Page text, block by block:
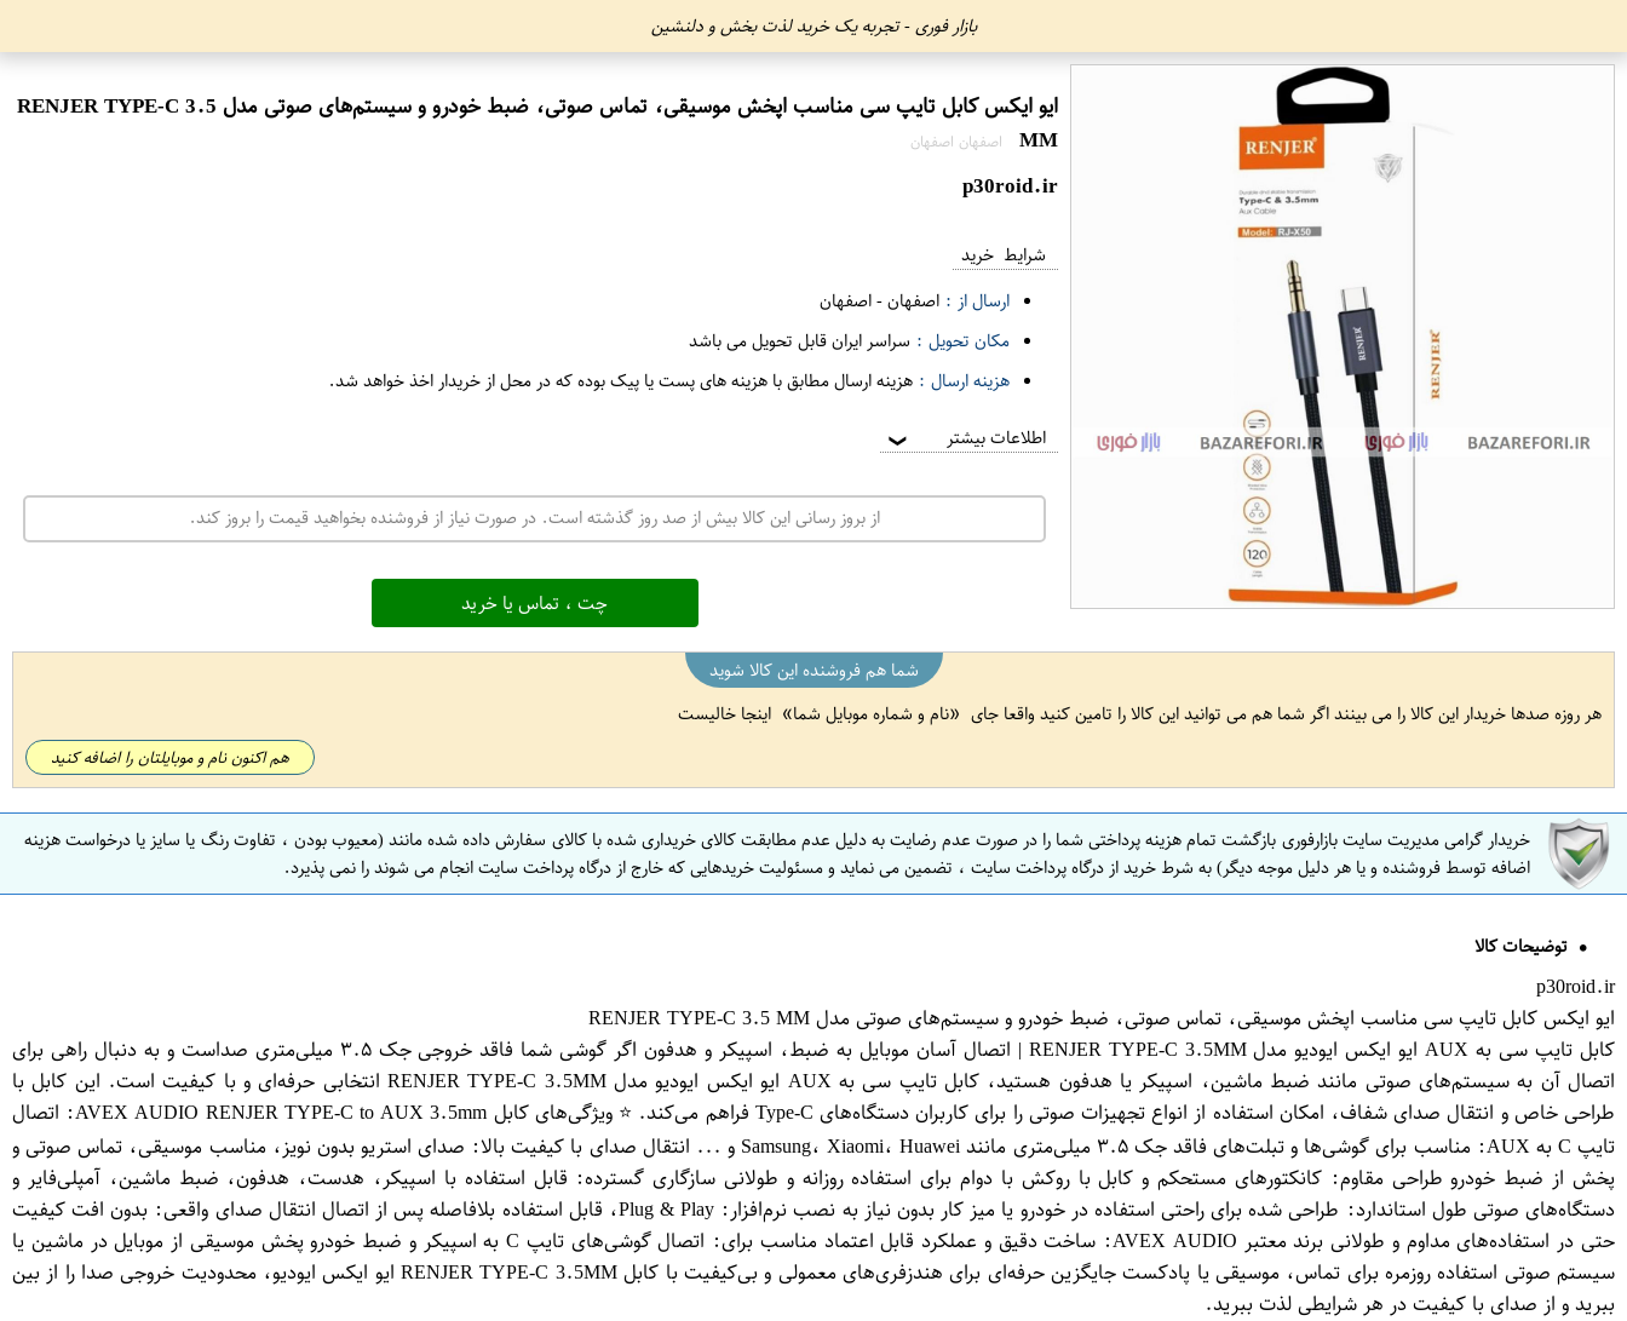
بازار فوری - تجربه یک خرید لذت بخش و دلنشین
ایو ایکس کابل تایپ سی مناسب اپخش موسیقی، تماس صوتی، ضبط خودرو و سیستم‌های صوتی مدل RENJER TYPE-C 3.5
MM
اصفهان اصفهان
p30roid.ir
شرایط خرید
ارسال از : اصفهان-اصفهان
مکان تحویل : سراسر ایران قابل تحویل می باشد
هزینه ارسال : هزینه ارسال مطابق با هزینه های پست یا پیک بوده که در محل از خریدار اخذ خواهد شد.
اطلاعات بیشتر ❯
از بروز رسانی این کالا بیش از صد روز گذشته است. در صورت نیاز از فروشنده بخواهید قیمت را بروز کند.
چت ، تماس یا خرید
شما هم فروشنده این کالا شوید
هر روزه صدها خریدار این کالا را می بینند اگر شما هم می توانید این کالا را تامین کنید واقعا جای
نام و شماره موبایل شما اینجا خالیست
هم اکنون نام و موبایلتان را اضافه کنید
خریدار گرامی مدیریت سایت بازارفوری بازگشت تمام هزینه پرداختی شما را در صورت عدم رضایت به دلیل عدم مطابقت کالای خریداری شده با کالای سفارش داده شده مانند (معیوب بودن ، تفاوت رنگ یا سایز یا درخواست هزینه
اضافه توسط فروشنده و یا هر دلیل موجه دیگر) به شرط خرید از درگاه پرداخت سایت ، تضمین می نماید و مسئولیت خریدهایی که خارج از درگاه پرداخت سایت انجام می شوند را نمی پذیرد.
توضیحات کالا
p30roid.ir
ایو ایکس کابل تایپ سی مناسب اپخش موسیقی، تماس صوتی، ضبط خودرو و سیستم‌های صوتی مدل RENJER TYPE-C 3.5 MM
کابل تایپ سی به AUX ایو ایکس ایودیو مدل RENJER TYPE-C 3.5MM | اتصال آسان موبایل به ضبط، اسپیکر و هدفون اگر گوشی شما فاقد خروجی جک ۳.۵ میلی‌متری صداست و به دنبال راهی برای
اتصال آن به سیستم‌های صوتی مانند ضبط ماشین، اسپیکر یا هدفون هستید، کابل تایپ سی به AUX ایو ایکس ایودیو مدل RENJER TYPE-C 3.5MM انتخابی حرفه‌ای و با کیفیت است. این کابل با
طراحی خاص و انتقال صدای شفاف، امکان استفاده از انواع تجهیزات صوتی را برای کاربران دستگاه‌های Type-C فراهم می‌کند. ⭐ ویژگی‌های کابل AVEX AUDIO RENJER TYPE-C to AUX 3.5mm: اتصال
تایپ C به AUX: مناسب برای گوشی‌ها و تبلت‌های فاقد جک ۳.۵ میلی‌متری مانند Samsung، Xiaomi، Huawei و ... انتقال صدای با کیفیت بالا: صدای استریو بدون نویز، مناسب موسیقی، تماس صوتی و
پخش از ضبط خودرو طراحی مقاوم: کانکتورهای مستحکم و کابل با روکش با دوام برای استفاده روزانه و طولانی سازگاری گسترده: قابل استفاده با اسپیکر، هدست، هدفون، ضبط ماشین، آمپلی‌فایر و
دستگاه‌های صوتی طول استاندارد: طراحی شده برای راحتی استفاده در خودرو یا میز کار بدون نیاز به نصب نرم‌افزار: Plug & Play، قابل استفاده بلافاصله پس از اتصال انتقال صدای واقعی: بدون افت کیفیت
حتی در استفاده‌های مداوم و طولانی برند معتبر AVEX AUDIO: ساخت دقیق و عملکرد قابل اعتماد مناسب برای: اتصال گوشی‌های تایپ C به اسپیکر و ضبط خودرو پخش موسیقی از موبایل در ماشین یا
سیستم صوتی استفاده روزمره برای تماس، موسیقی یا پادکست جایگزین حرفه‌ای برای هندزفری‌های معمولی و بی‌کیفیت با کابل RENJER TYPE-C 3.5MM ایو ایکس ایودیو، محدودیت خروجی صدا را از بین
ببرید و از صدای با کیفیت در هر شرایطی لذت ببرید.